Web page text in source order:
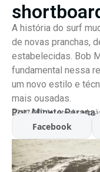
A história do surf
de novas pranchas,
estabelecidas. Bob
fundamental nessa
um novo estilo e
mais ousadas.
Por:Minuto Parana
07/07/2026 Atualizado
Facebook